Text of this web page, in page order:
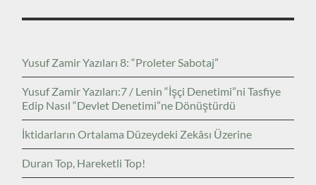
Yusuf Zamir Yazıları 8: “Proleter Sabotaj”
Yusuf Zamir Yazıları:7 / Lenin “İşçi Denetimi”ni Tasfiye
Edip Nasıl “Devlet Denetimi”ne Dönüştürdü
İktidarların Ortalama Düzeydeki Zekâsı Üzerine
Duran Top, Hareketli Top!